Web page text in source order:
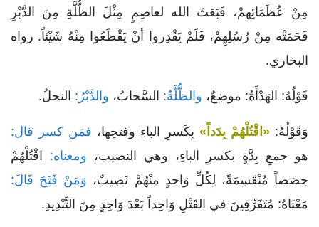
مِنْ عُظَمَائِهمْ، فَبَعَثَ الله لعاصِمٍ مِثْلَ الظُّلَّةِ مِنَ الدَّبْرِ
فَحَمَتْه مِنْ رُسُلِهِمْ، فَلَمْ يَقْدِروا أنْ يَقْطَعُوا مِنْهُ شَيْئاً. رواه
البخاري.
قَوْلُهُ: الهَدْأَةُ: موضِعٌ، والظُّلَّةُ: السَّحابُ، والدَّبْرُ: النحلُ.
وَقَوْلُهُ: «اقْتُلْهُمْ بِدَداً» بِكَسرِ الباءِ وفتحِها، فمَن كسر قال:
هو جمعِ بِدَّةٍ بكسرِ الباءِ، وهي النصيب،
ومعناه: اقْتُلْهُمْ
حِصَصاً مُنْقَسِمَةً، لِكُلِّ وَاحِدٍ مِنْهُمْ نَصِيبٌ، وَمَنْ فَتَحَ قَالَ:
مَعْنَاهُ: مُتَفَرِّقِينَ في القَتْلِ وَاحِداً بَعْدَ وَاحِدٍ مِنَ التَّبْدِيدِ.